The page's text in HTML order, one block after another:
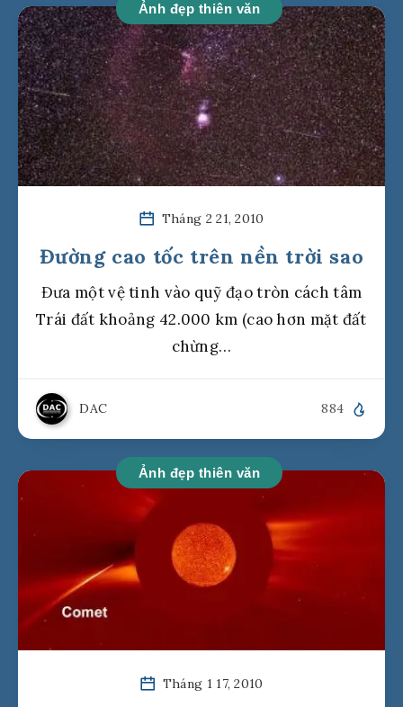
Ảnh đẹp thiên văn
Tháng 2 21, 2010
Đường cao tốc trên nền trời sao
Đưa một vệ tinh vào quỹ đạo tròn cách tâm
Trái đất khoảng 42.000 km (cao hơn mặt đất
chừng…
DAC 884
Ảnh đẹp thiên văn
Tháng 1 17, 2010